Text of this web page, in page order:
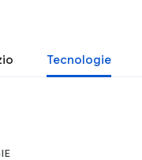
Tecnologie